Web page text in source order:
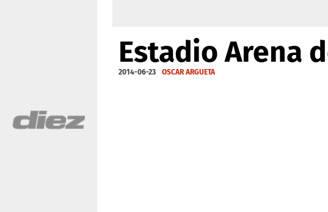
Estadio Arena
2014-06-23 OSCAR ARGUETA